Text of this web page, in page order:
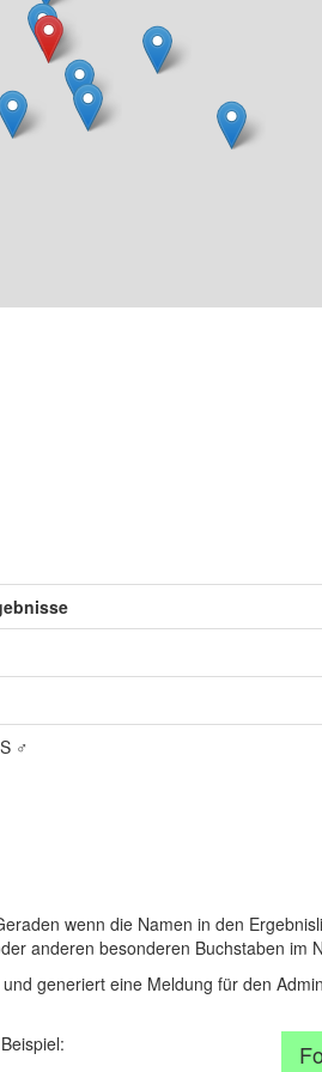
♂
wenn die Namen in den
anderen besonderen Buchstaben im
generiert eine Meldung für den